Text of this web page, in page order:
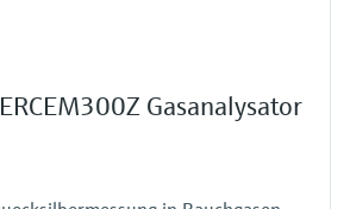
HF, H2O, NH3, NO, NO2, N2O, O2, SO2,
+50 °C
Gasanalysator